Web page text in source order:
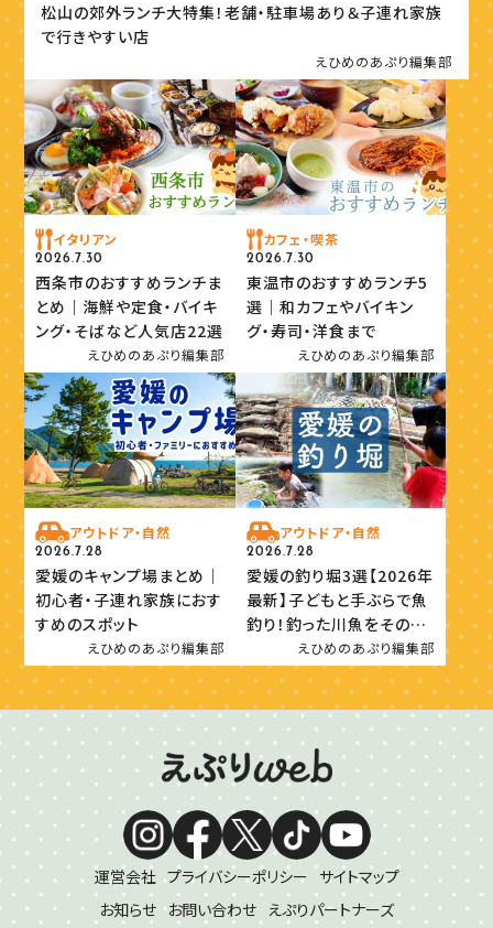
松山の郊外ランチ大特集！老舗・駐車場あり＆子連れ家族
で行きやすい店
えひめのあぷり編集部
イタリアン
2026.7.30
西条市のおすすめランチま
とめ｜海鮮や定食・バイキ
ング・そばなど人気店22選
えひめのあぷり編集部
カフェ・喫茶
2026.7.30
東温市のおすすめランチ5
選｜和カフェやバイキン
グ・寿司・洋食まで
えひめのあぷり編集部
アウトドア・自然
2026.7.28
愛媛のキャンプ場まとめ｜
初心者・子連れ家族におす
すめのスポット
えひめのあぷり編集部
アウトドア・自然
2026.7.28
愛媛の釣り堀3選【2026年
最新】子どもと手ぶらで魚
釣り！釣った川魚をその場
で味わおうえひめのあぷり編集部
運営会社 プライバシーポリシー サイトマップ
お知らせ お問い合わせ えぷりパートナーズ